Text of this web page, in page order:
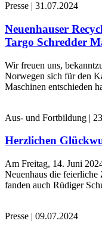
Presse | 31.07.2024
Neuenhauser
Targo Schredder
Wir freuen uns,
Norwegen sich für den
Maschinen entschieden
Aus- und Fortbildung |
Herzlichen
Am Freitag, 14. Juni
Neuenhaus die feierliche
fanden auch Rüdiger
Presse | 09.07.2024